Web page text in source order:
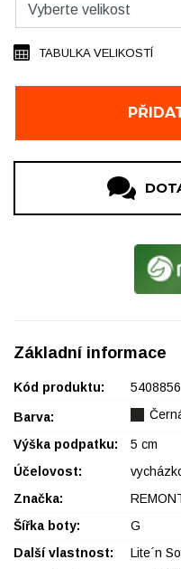
TABULKA VELIKOSTÍ
Základní informace
Kód produktu: 5408856
Barva:
Výška podpatku:
5 cm
Účelovost:
Značka:
Šířka boty:
G
Další vlastnost:
Lite´n